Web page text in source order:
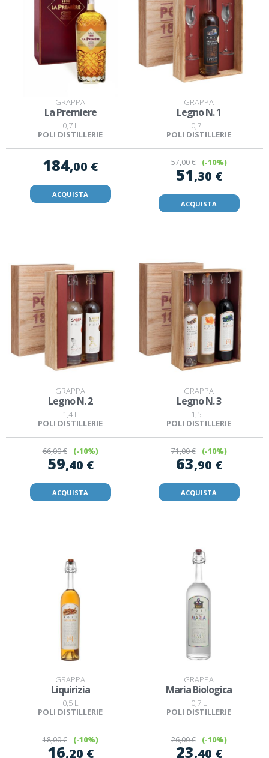
GRAPPA
La Premiere
0,7 L
POLI DISTILLERIE
184,00 €
ACQUISTA
GRAPPA
Legno N. 1
0,7 L
POLI DISTILLERIE
57,00 € (-10%)
51,30 €
ACQUISTA
GRAPPA
Legno N. 2
1,4 L
POLI DISTILLERIE
66,00 € (-10%)
59,40 €
ACQUISTA
GRAPPA
Legno N. 3
1,5 L
POLI DISTILLERIE
71,00 € (-10%)
63,90 €
ACQUISTA
GRAPPA
Liquirizia
0,5 L
POLI DISTILLERIE
18,00 € (-10%)
16,20 €
GRAPPA
Maria Biologica
0,7 L
POLI DISTILLERIE
26,00 € (-10%)
23,40 €